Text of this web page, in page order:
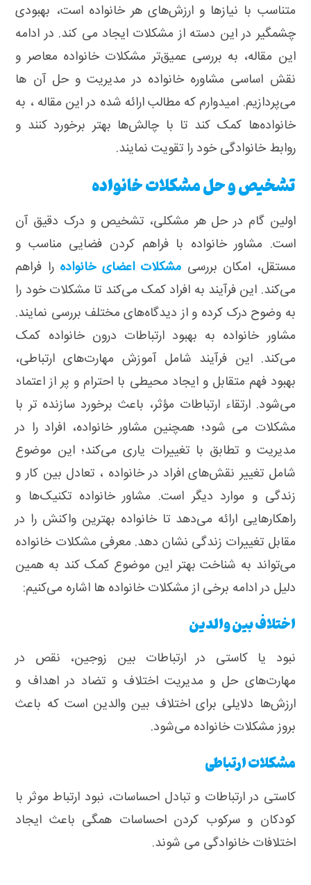
متناسب با نیازها و ارزش‌های هر خانواده است، بهبودی
چشمگیر در این دسته از مشکلات ایجاد می کند. در ادامه
این مقاله، به بررسی عمیق‌تر مشکلات خانواده معاصر و
نقش اساسی مشاوره خانواده در مدیریت و حل آن ها
می‌پردازیم. امیدوارم که مطالب ارائه‌ شده در این مقاله ، به
خانواده‌ها کمک کند تا با چالش‌ها بهتر برخورد کنند و
روابط خانوادگی خود را تقویت نمایند.
تشخیص و حل مشکلات خانواده
اولین گام در حل هر مشکلی، تشخیص و درک دقیق آن
است. مشاور خانواده با فراهم کردن فضایی مناسب و
مستقل، امکان بررسی مشکلات اعضای خانواده را فراهم
می‌کند. این فرآیند به افراد کمک می‌کند تا مشکلات خود را
به وضوح درک کرده و از دیدگاه‌های مختلف بررسی نمایند.
مشاور خانواده به بهبود ارتباطات درون خانواده کمک
می‌کند. این فرآیند شامل آموزش مهارت‌های ارتباطی،
بهبود فهم متقابل و ایجاد محیطی با احترام و پر از اعتماد
می‌شود. ارتقاء ارتباطات مؤثر، باعث برخورد سازنده تر با
مشکلات می شود؛ همچنین مشاور خانواده، افراد را در
مدیریت و تطابق با تغییرات یاری می‌کند؛ این موضوع
شامل تغییر نقش‌های افراد در خانواده ، تعادل بین کار و
زندگی و موارد دیگر است. مشاور خانواده تکنیک‌ها و
راهکارهایی ارائه می‌دهد تا خانواده بهترین واکنش را در
مقابل تغییرات زندگی نشان دهد. معرفی مشکلات خانواده
می‌تواند به شناخت بهتر این موضوع کمک کند به همین
دلیل در ادامه برخی از مشکلات خانواده‌ ها اشاره می‌کنیم:
اختلاف بین والدین
نبود یا کاستی در ارتباطات بین زوجین، نقص در
مهارت‌های حل و مدیریت اختلاف و تضاد در اهداف و
ارزش‌ها دلایلی برای اختلاف بین والدین است که باعث
بروز مشکلات خانواده می‌شود.
مشکلات ارتباطی
کاستی در ارتباطات و تبادل احساسات، نبود ارتباط موثر با
کودکان و سرکوب کردن احساسات همگی باعث ایجاد
اختلافات خانوادگی می شوند.